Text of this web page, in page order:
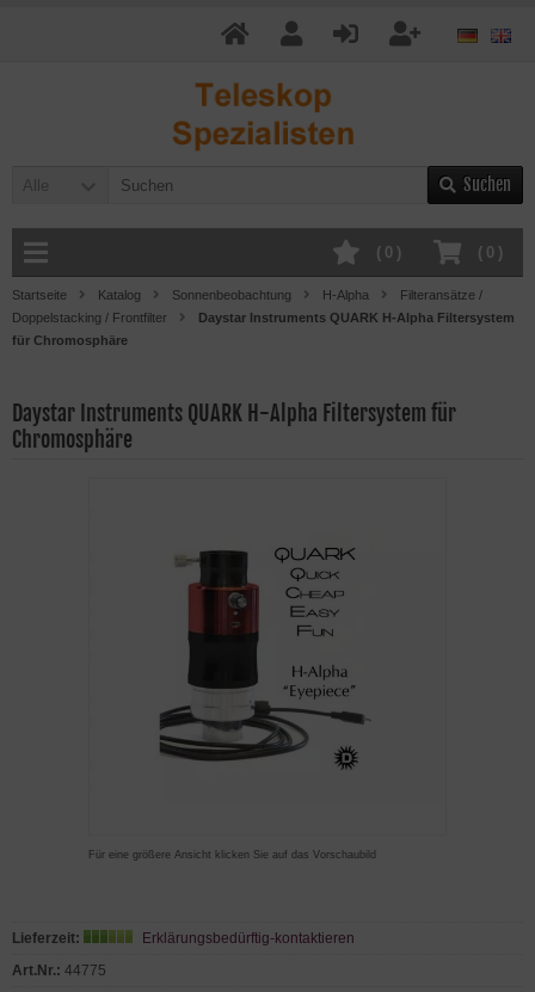
Alle Suchen
( 0 )
( 0 )
Startseite Katalog Sonnenbeobachtung H-Alpha
Filteransätze /
Doppelstacking / Frontfilter
Daystar Instruments QUARK H-Alpha Filtersystem
für Chromosphäre
Daystar Instruments QUARK H-Alpha Filtersystem für
Chromosphäre
Für eine größere Ansicht klicken Sie auf das Vorschaubild
Lieferzeit:
Erklärungsbedürftig-kontaktieren
Art.Nr.: 44775